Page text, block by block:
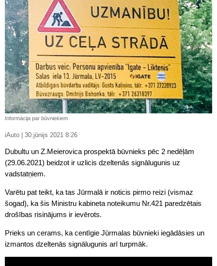
Informācija par būvniekiem
iAuto | 30.jūnijs 2021 8:26
Dubultu un Z.Meierovica prospektā būvnieks pēc 2 nedēļām
(29.06.2021) beidzot ir uzlicis dzeltenās signālugunis uz
vadstatņiem.
Varētu pat teikt, ka tas Jūrmalā ir noticis pirmo reizi (vismaz
šogad), ka šis Ministru kabineta noteikumu Nr.421 paredzētais
drošības risinājums ir ievērots.
Prieks un cerams, ka centīgie Jūrmalas būvnieki iegādāsies un
izmantos dzeltenās signālugunis arī turpmāk.